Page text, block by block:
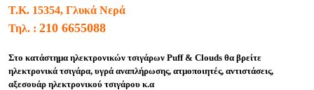
Τ.Κ. 15354, Γλυκά Νερά
Τηλ. : 210 6655088
Στο κατάστημα ηλεκτρονικών τσιγάρων Puff & Clouds θα βρείτε
ηλεκτρονικά τσιγάρα, υγρά αναπλήρωσης, ατμοποιητές, αντιστάσεις,
αξεσουάρ ηλεκτρονικού τσιγάρου κ.α